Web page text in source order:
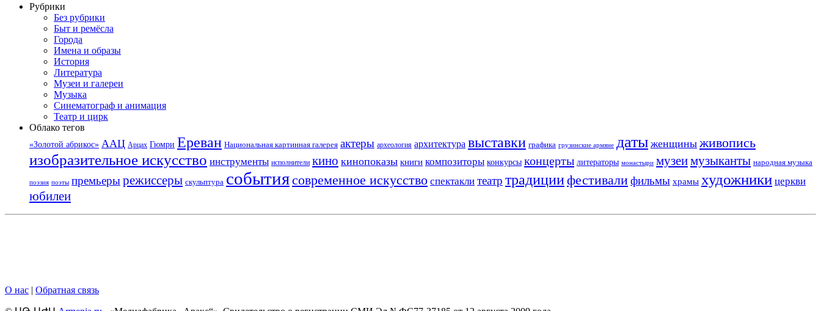
Рубрики
Без рубрики
Быт и ремёсла
Города
Имена и образы
История
Литература
Музеи и галереи
Музыка
Синематограф и анимация
Театр и цирк
Облако тегов
«Золотой абрикос» ААЦ Арцах Гюмри Ереван Национальная картинная галерея актеры археология архитектура выставки графика грузинские армяне даты женщины живопись
изобразительное искусство инструменты исполнители кино кинопоказы книги композиторы конкурсы концерты литераторы монастыри музеимузыканты народная музыка
поэзия поэты премьерырежиссеры скульптура событиясовременное искусство спектакли театр традициифестивалифильмы храмы художники церкви
юбилеи
О нас | Обратная связь